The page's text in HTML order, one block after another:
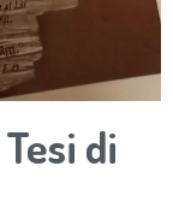
di